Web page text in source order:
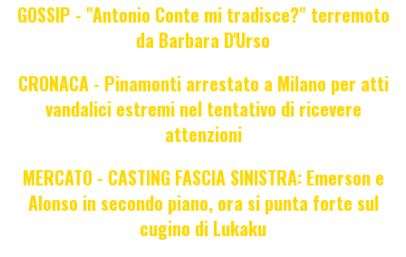
GOSSIP - "Antonio Conte mi tradisce?" terremoto
da Barbara D'Urso
CRONACA - Pinamonti arrestato a Milano per atti
vandalici estremi nel tentativo di ricevere
attenzioni
MERCATO - CASTING FASCIA SINISTRA: Emerson e
Alonso in secondo piano, ora si punta forte sul
cugino di Lukaku